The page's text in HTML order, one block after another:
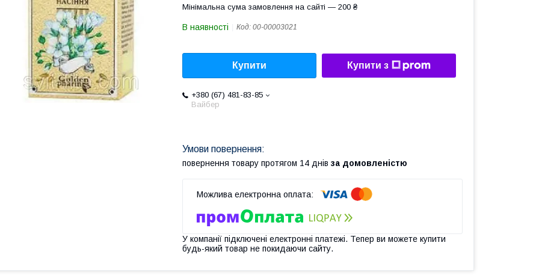
Мінімальна сума замовлення на сайті — 200 ₴
В наявності Код: 00-00003021
Купити Купити з
+380 (67) 481-83-85
Вайбер
повернення товару протягом 14 днів за домовленістю
У компанії підключені електронні платежі. Тепер ви можете купити
будь-який товар не покидаючи сайту.